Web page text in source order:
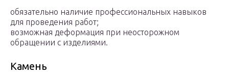
обязательно наличие профессиональных навыков
для проведения работ;
возможная деформация при неосторожном
обращении с изделиями.
Камень